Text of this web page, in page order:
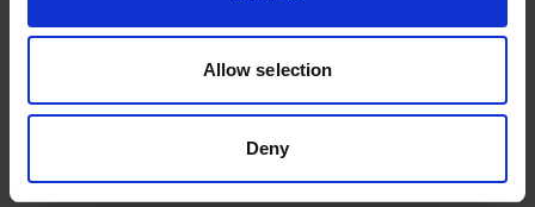
Allow selection
Deny
Kontakt
weland@weland.no
2016 Frogner